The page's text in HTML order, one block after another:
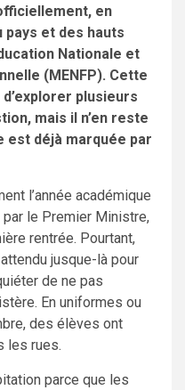
en
et des hauts
Nationale et
(MENFP). Cette
plusieurs
mais il n’en reste
est déjà marquée par
l’année académique
le Premier Ministre,
rentrée. Pourtant,
attendu jusque-là pour
de ne pas
En uniformes ou
des élèves ont
les rues.
parce que les